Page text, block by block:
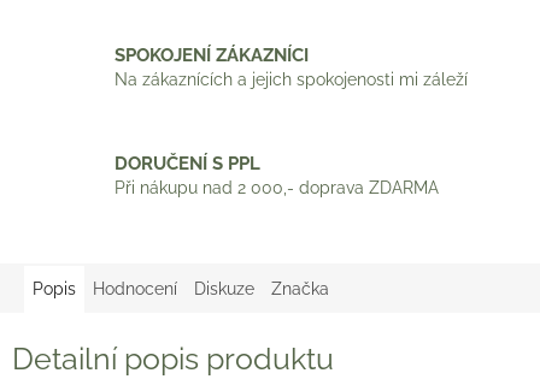
SPOKOJENÍ ZÁKAZNÍCI
Na zákaznících a jejich spokojenosti mi záleží
DORUČENÍ S PPL
Při nákupu nad 2 000,- doprava ZDARMA
Popis Hodnocení Diskuze Značka
Detailní popis produktu